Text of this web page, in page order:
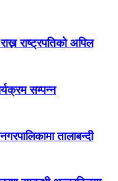
राष्ट्रपतिको अपिल
सम्पन्न
तालाबन्दी